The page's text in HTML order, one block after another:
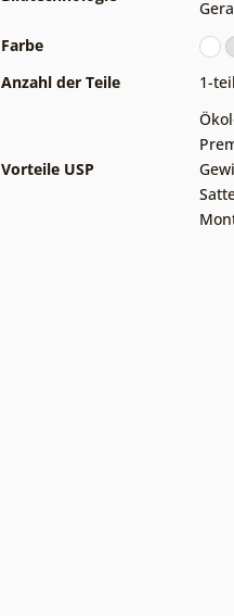
Farbe
Anzahl der Teile
1-
Vorteile USP